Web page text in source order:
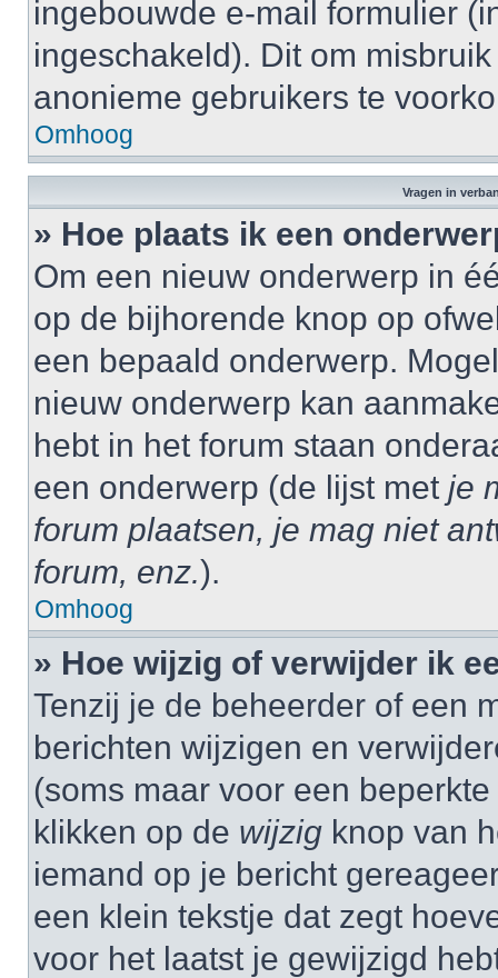
ingebouwde e-mail formulier
ingeschakeld). Dit om
anonieme gebruikers te
Omhoog
Vragen in
» Hoe plaats ik een
Om een nieuw onderwerp in
op de bijhorende knop op
een bepaald onderwerp.
nieuw onderwerp kan
hebt in het forum staan
een onderwerp (de lijst met je
forum plaatsen, je mag niet
forum, enz.).
Omhoog
» Hoe wijzig of verwijder ik
Tenzij je de beheerder of een
berichten wijzigen en
(soms maar voor een
klikken op de wijzig knop van
iemand op je bericht
een klein tekstje dat zegt
voor het laatst je gewijzigd